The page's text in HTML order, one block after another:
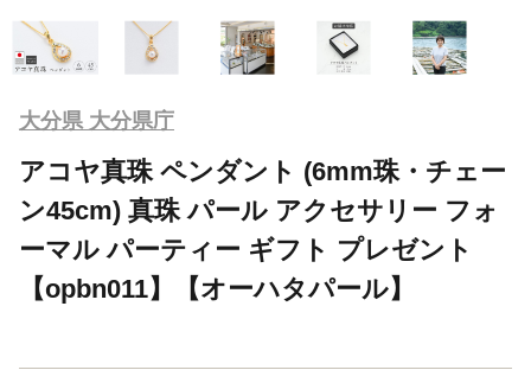
大分県 大分県庁
アコヤ真珠 ペンダント (6mm珠・チェー
ン45cm) 真珠 パール アクセサリー フォ
ーマル パーティー ギフト プレゼント
【opbn011】【オーハタパール】